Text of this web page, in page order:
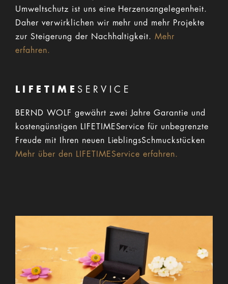
Umweltschutz ist uns eine Herzensangelegenheit.
Daher verwirklichen wir mehr und mehr Projekte
zur Steigerung der Nachhaltigkeit.Mehr
erfahren.
LIFETIME SERVICE
BERND WOLF gewährt zwei Jahre Garantie und
kostengünstigen LIFETIMEService für unbegrenzte
Freude mit Ihren neuen LieblingsSchmuckstücken
Mehr über den LIFETIMEService erfahren.